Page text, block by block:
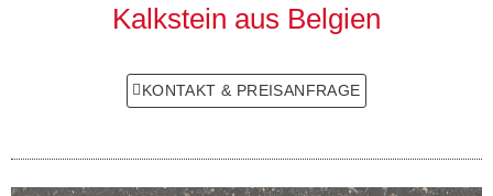
Kalkstein aus Belgien
KONTAKT & PREISANFRAGE